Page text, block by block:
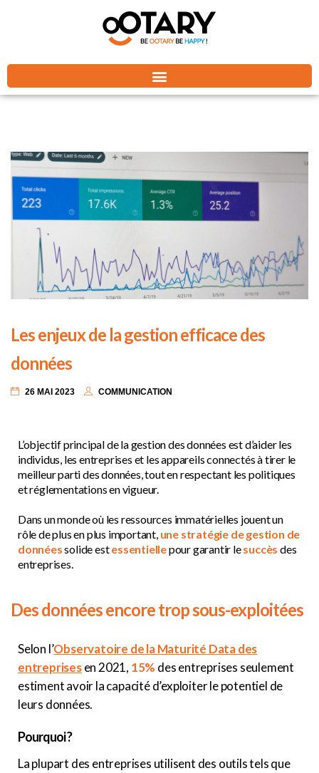
Les enjeux de la gestion efficace des
données
26 MAI 2023 COMMUNICATION
L’objectif principal de la gestion des données est d’aider les
individus, les entreprises et les appareils connectés à tirer le
meilleur parti des données, tout en respectant les politiques
et réglementations en vigueur.
Dans un monde où les ressources immatérielles jouent un
rôle de plus en plus important, une stratégie de gestion de
donnéessolide estessentiellepour garantir lesuccès des
entreprises.
Des données encore trop sous-exploitées
Selon l’Observatoire de la Maturité Data des
entreprisesen 2021, 15% des entreprises seulement
estiment avoir la capacité d’exploiter le potentiel de
leurs données.
Pourquoi ?
La plupart des entreprises utilisent des outils tels que